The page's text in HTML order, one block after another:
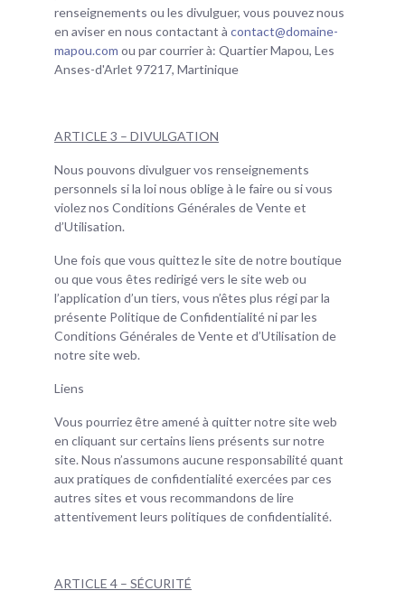
renseignements ou les divulguer, vous pouvez nous
en aviser en nous contactant à contact@domaine-
mapou.com ou par courrier à: Quartier Mapou, Les
Anses-d'Arlet 97217, Martinique
ARTICLE 3 – DIVULGATION
Nous pouvons divulguer vos renseignements
personnels si la loi nous oblige à le faire ou si vous
violez nos Conditions Générales de Vente et
d’Utilisation.
Une fois que vous quittez le site de notre boutique
ou que vous êtes redirigé vers le site web ou
l’application d’un tiers, vous n’êtes plus régi par la
présente Politique de Confidentialité ni par les
Conditions Générales de Vente et d’Utilisation de
notre site web.
Liens
Vous pourriez être amené à quitter notre site web
en cliquant sur certains liens présents sur notre
site. Nous n’assumons aucune responsabilité quant
aux pratiques de confidentialité exercées par ces
autres sites et vous recommandons de lire
attentivement leurs politiques de confidentialité.
ARTICLE 4 – SÉCURITÉ